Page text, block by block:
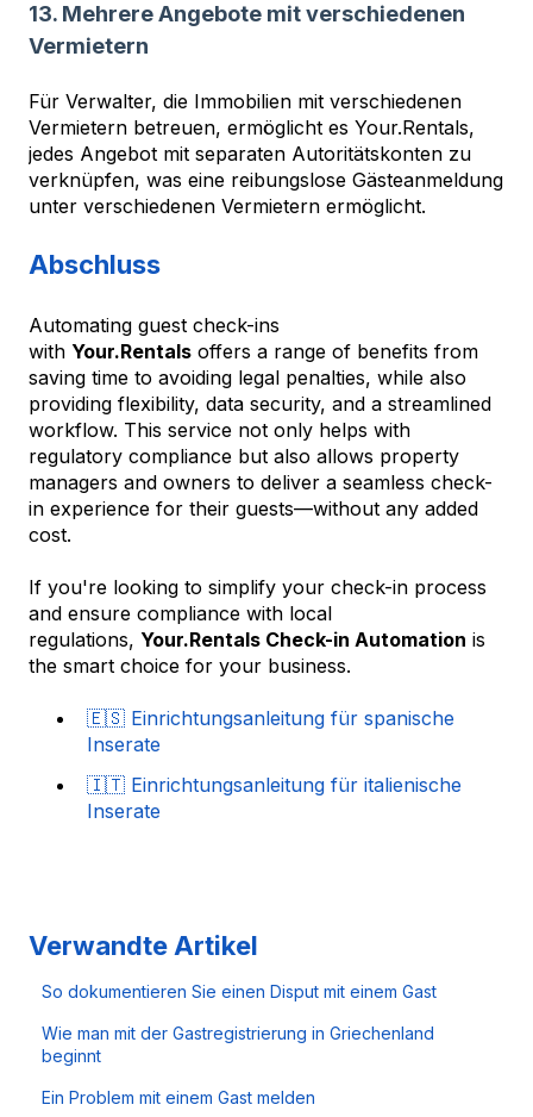
13. Mehrere Angebote mit verschiedenen
Vermietern
Für Verwalter, die Immobilien mit verschiedenen
Vermietern betreuen, ermöglicht es Your.Rentals,
jedes Angebot mit separaten Autoritätskonten zu
verknüpfen, was eine reibungslose Gästeanmeldung
unter verschiedenen Vermietern ermöglicht.
Abschluss
Automating guest check-ins
with Your.Rentals offers a range of benefits from
saving time to avoiding legal penalties, while also
providing flexibility, data security, and a streamlined
workflow. This service not only helps with
regulatory compliance but also allows property
managers and owners to deliver a seamless check-
in experience for their guests—without any added
cost.
If you're looking to simplify your check-in process
and ensure compliance with local
regulations, Your.Rentals Check-in Automation is
the smart choice for your business.
🇪🇸 Einrichtungsanleitung für spanische
Inserate
🇮🇹 Einrichtungsanleitung für italienische
Inserate
Verwandte Artikel
So dokumentieren Sie einen Disput mit einem Gast
Wie man mit der Gastregistrierung in Griechenland
beginnt
Ein Problem mit einem Gast melden